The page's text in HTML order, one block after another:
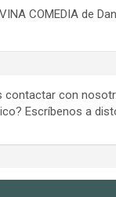
COMEDIA de
contactar con
Escríbenos a